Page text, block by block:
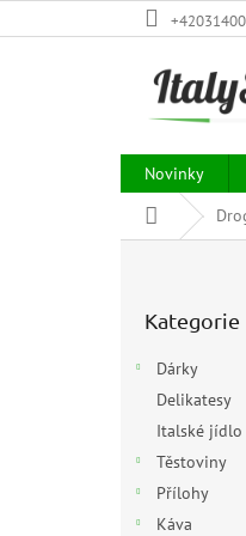
na
Novinky
Domů
kategorie
Kategorie
Dárky
Delikatesy
Italské jídlo
Těstoviny
Přílohy
Káva